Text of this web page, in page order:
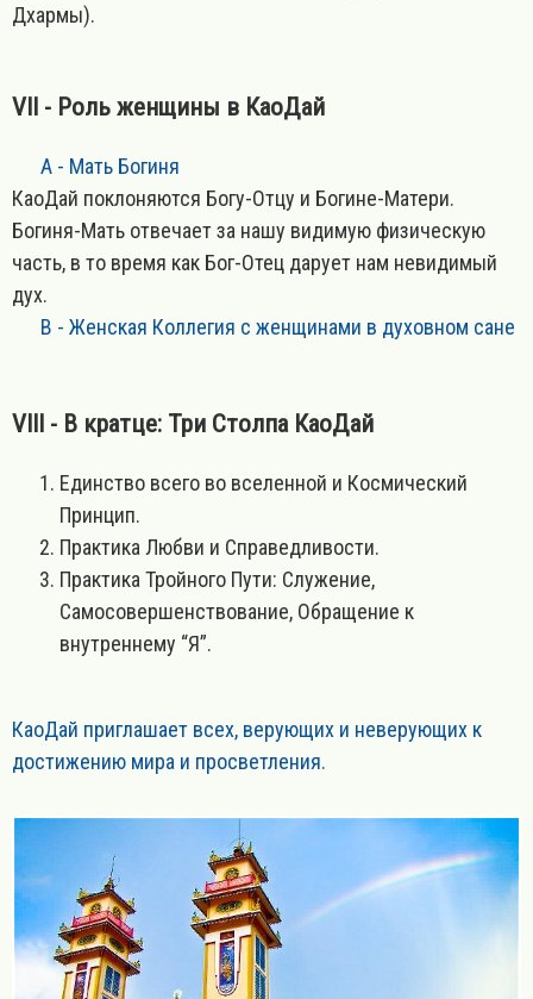
Дхармы).
VII - Роль женщины в КаоДай
A - Мать Богиня
КаоДай поклоняются Богу-Отцу и Богине-Матери.
Богиня-Мать отвечает за нашу видимую физическую
часть, в то время как Бог-Отец дарует нам невидимый
дух.
B - Женская Коллегия с женщинами в духовном сане
VIII - В кратце: Три Столпа КаоДай
Единство всего во вселенной и Космический
Принцип.
Практика Любви и Справедливости.
Практика Тройного Пути: Служение,
Самосовершенствование, Обращение к
внутреннему “Я”.
КаоДай приглашает всех, верующих и неверующих к
достижению мира и просветления.